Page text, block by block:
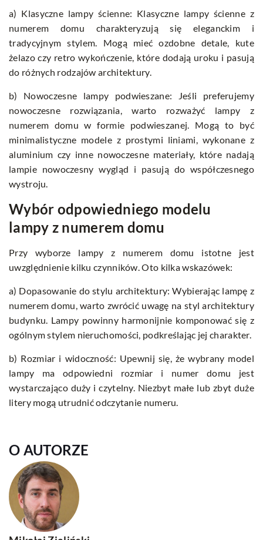
a) Klasyczne lampy ścienne: Klasyczne lampy ścienne z
numerem domu charakteryzują się eleganckim i
tradycyjnym stylem. Mogą mieć ozdobne detale, kute
żelazo czy retro wykończenie, które dodają uroku i pasują
do różnych rodzajów architektury.
b) Nowoczesne lampy podwieszane: Jeśli preferujemy
nowoczesne rozwiązania, warto rozważyć lampy z
numerem domu w formie podwieszanej. Mogą to być
minimalistyczne modele z prostymi liniami, wykonane z
aluminium czy inne nowoczesne materiały, które nadają
lampie nowoczesny wygląd i pasują do współczesnego
wystroju.
Wybór odpowiedniego modelu
lampy z numerem domu
Przy wyborze lampy z numerem domu istotne jest
uwzględnienie kilku czynników. Oto kilka wskazówek:
a) Dopasowanie do stylu architektury: Wybierając lampę z
numerem domu, warto zwrócić uwagę na styl architektury
budynku. Lampy powinny harmonijnie komponować się z
ogólnym stylem nieruchomości, podkreślając jej charakter.
b) Rozmiar i widoczność: Upewnij się, że wybrany model
lampy ma odpowiedni rozmiar i numer domu jest
wystarczająco duży i czytelny. Niezbyt małe lub zbyt duże
litery mogą utrudnić odczytanie numeru.
O AUTORZE